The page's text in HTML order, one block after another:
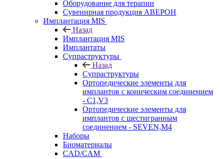
Оборудование для терапии
Сувенирная продукция АВЕРОН
Имплантация MIS
Назад
Имплантация MIS
Имплантаты
Супраструктуры
Назад
Супраструктуры
Ортопедические элементы для
имплантов с коническим соединением
- C1,V3
Ортопедические элементы для
имплантов с шестигранным
соединением - SEVEN,M4
Наборы
Биоматериалы
CAD/CAM